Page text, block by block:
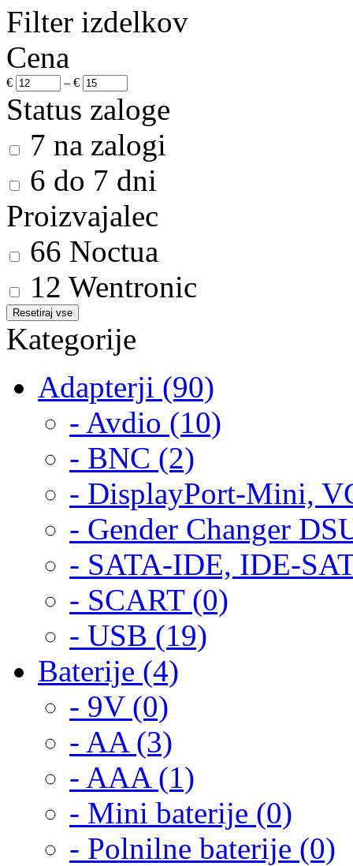
Filter izdelkov
Cena
€ – €
Status zaloge
7 na zalogi
6 do 7 dni
Proizvajalec
66 Noctua
12 Wentronic
Kategorije
Adapterji (90)
- Avdio (10)
- BNC (2)
- DisplayPort-Mini,
- Gender Changer
- SATA-IDE, IDE-
- SCART (0)
- USB (19)
Baterije (4)
- 9V (0)
- AA (3)
- AAA (1)
- Mini baterije (0)
- Polnilne baterije (0)